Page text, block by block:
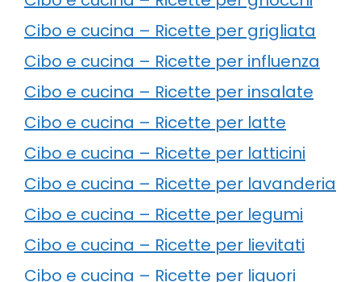
Cibo e cucina – Ricette per grigliata
Cibo e cucina – Ricette per influenza
Cibo e cucina – Ricette per insalate
Cibo e cucina – Ricette per latte
Cibo e cucina – Ricette per latticini
Cibo e cucina – Ricette per lavanderia
Cibo e cucina – Ricette per legumi
Cibo e cucina – Ricette per lievitati
Cibo e cucina – Ricette per liquori